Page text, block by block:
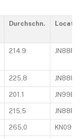
Durchschn. Locator
214.9 JN88RT
225,8 JN88UU
201.1 JN99EH
215,5 JN88RS
265,0 KN09AD